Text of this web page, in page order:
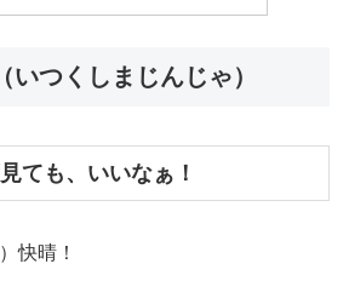
いつくしまじんじゃ）
ても、いいなぁ！
快晴！